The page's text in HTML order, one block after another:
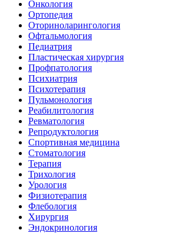
Онкология
Ортопедия
Оториноларингология
Офтальмология
Педиатрия
Пластическая хирургия
Профпатология
Психиатрия
Психотерапия
Пульмонология
Реабилитология
Ревматология
Репродуктология
Спортивная медицина
Стоматология
Терапия
Трихология
Урология
Физиотерапия
Флебология
Хирургия
Эндокринология